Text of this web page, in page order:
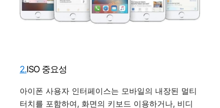
2.ISO 중요성
아이폰 사용자 인터페이스는 모바일의 내장된 멀티
터치를 포함하여, 화면의 키보드 이용하거나, 비디